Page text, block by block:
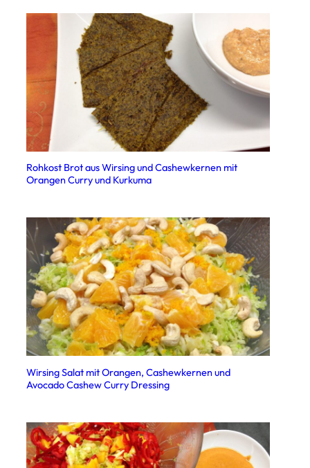
Rohkost Brot aus Wirsing und Cashewkernen mit
Orangen Curry und Kurkuma
Wirsing Salat mit Orangen, Cashewkernen und
Avocado Cashew Curry Dressing